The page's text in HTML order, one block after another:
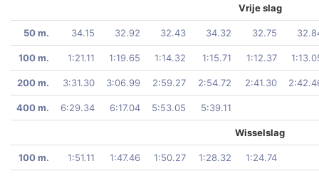
Vrije slag
50 m. 34.15 32.92 32.43 34.32 32.75
100 m. 1:21.11 1:19.65 1:14.32 1:15.71 1:12.37
200 m. 3:31.30 3:06.99 2:59.27 2:54.72 2:41.30
400 m. 6:29.34 6:17.04 5:53.05 5:39.11
Wisselslag
100 m. 1:51.11 1:47.46 1:50.27 1:28.32 1:24.74